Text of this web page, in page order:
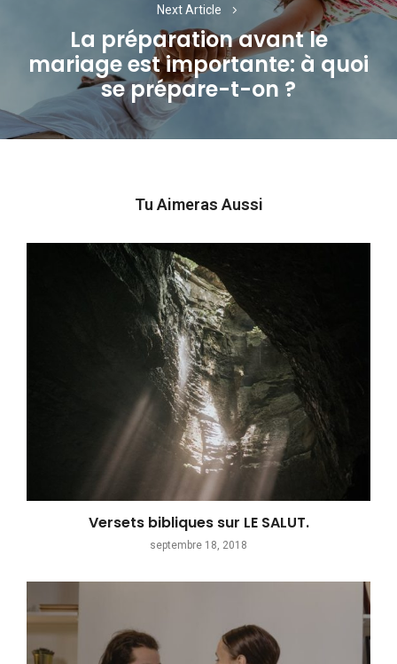
Next Article
Next
post:
La préparation avant le
mariage est importante: à quoi
se prépare-t-on ?
Tu Aimeras Aussi
Versets bibliques sur LE SALUT.
septembre 18, 2018